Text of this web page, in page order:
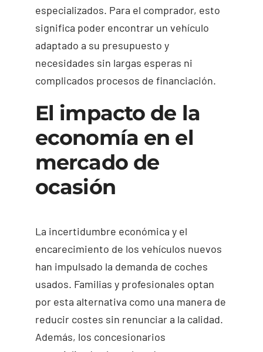
especializados. Para el comprador, esto
significa poder encontrar un vehículo
adaptado a su presupuesto y
necesidades sin largas esperas ni
complicados procesos de financiación.
El impacto de la
economía en el
mercado de
ocasión
La incertidumbre económica y el
encarecimiento de los vehículos nuevos
han impulsado la demanda de coches
usados. Familias y profesionales optan
por esta alternativa como una manera de
reducir costes sin renunciar a la calidad.
Además, los concesionarios